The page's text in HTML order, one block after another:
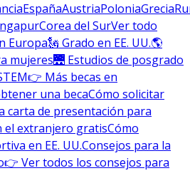
EspañaAustriaPoloniaGrecia
Corea del SurVer todo
Europa🗽 Grado en EE. UU.🌎
mujeres🌉 Estudios de posgrado
👉 Más becas en
una becaCómo solicitar
carta de presentación para
el extranjero gratisCómo
en EE. UU.Consejos para la
👉 Ver todos los consejos para